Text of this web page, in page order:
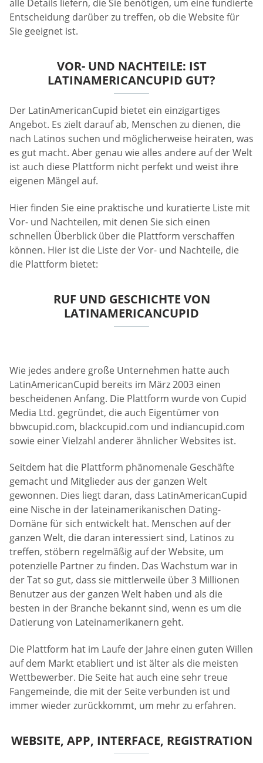
alle Details liefern, die Sie benötigen, um eine fundierte
Entscheidung darüber zu treffen, ob die Website für
Sie geeignet ist.
VOR- UND NACHTEILE: IST
LATINAMERICANCUPID GUT?
Der LatinAmericanCupid bietet ein einzigartiges
Angebot. Es zielt darauf ab, Menschen zu dienen, die
nach Latinos suchen und möglicherweise heiraten, was
es gut macht. Aber genau wie alles andere auf der Welt
ist auch diese Plattform nicht perfekt und weist ihre
eigenen Mängel auf.
Hier finden Sie eine praktische und kuratierte Liste mit
Vor- und Nachteilen, mit denen Sie sich einen
schnellen Überblick über die Plattform verschaffen
können. Hier ist die Liste der Vor- und Nachteile, die
die Plattform bietet:
RUF UND GESCHICHTE VON
LATINAMERICANCUPID
Wie jedes andere große Unternehmen hatte auch
LatinAmericanCupid bereits im März 2003 einen
bescheidenen Anfang. Die Plattform wurde von Cupid
Media Ltd. gegründet, die auch Eigentümer von
bbwcupid.com, blackcupid.com und indiancupid.com
sowie einer Vielzahl anderer ähnlicher Websites ist.
Seitdem hat die Plattform phänomenale Geschäfte
gemacht und Mitglieder aus der ganzen Welt
gewonnen. Dies liegt daran, dass LatinAmericanCupid
eine Nische in der lateinamerikanischen Dating-
Domäne für sich entwickelt hat. Menschen auf der
ganzen Welt, die daran interessiert sind, Latinos zu
treffen, stöbern regelmäßig auf der Website, um
potenzielle Partner zu finden. Das Wachstum war in
der Tat so gut, dass sie mittlerweile über 3 Millionen
Benutzer aus der ganzen Welt haben und als die
besten in der Branche bekannt sind, wenn es um die
Datierung von Lateinamerikanern geht.
Die Plattform hat im Laufe der Jahre einen guten Willen
auf dem Markt etabliert und ist älter als die meisten
Wettbewerber. Die Seite hat auch eine sehr treue
Fangemeinde, die mit der Seite verbunden ist und
immer wieder zurückkommt, um mehr zu erfahren.
WEBSITE, APP, INTERFACE, REGISTRATION